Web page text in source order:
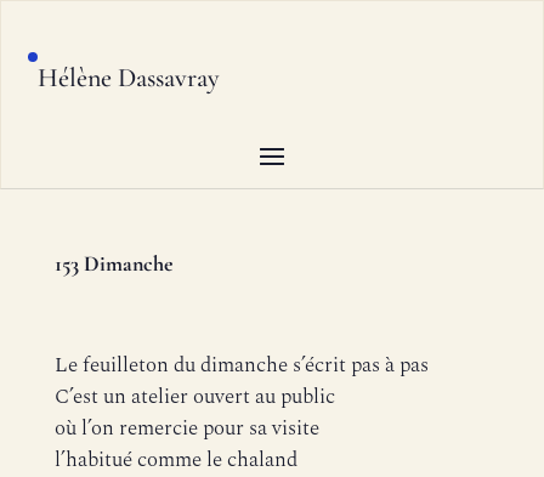
Hélène Dassavray
153 Dimanche
Le feuilleton du dimanche s’écrit pas à pas
C’est un atelier ouvert au public
où l’on remercie pour sa visite
l’habitué comme le chaland